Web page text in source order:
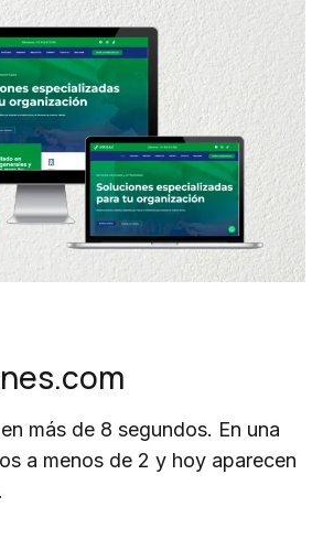
más de 8 segundos. En una
a menos de 2 y hoy aparecen